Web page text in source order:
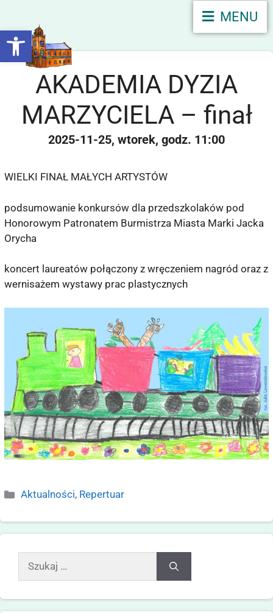
Otwórz pasek narzędzi
MENU
AKADEMIA DYZIA
MARZYCIELA – finał
2025-11-25 wtorek 11:00
WIELKI FINAŁ MAŁYCH ARTYSTÓW
podsumowanie konkursów dla przedszkolaków pod
Honorowym Patronatem Burmistrza Miasta Marki Jacka
Orycha
koncert laureatów połączony z wręczeniem nagród oraz z
wernisażem wystawy prac plastycznych
Aktualności, Repertuar